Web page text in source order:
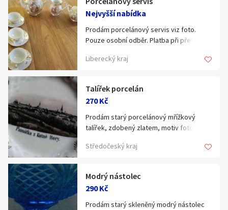
Nejvyšší nabídka
Prodám porcelánový servis viz foto.
Pouze osobní odběr. Platba při převzetí.
Liberecký kraj
Talířek porcelán
270 Kč
Prodám starý porcelánový mřížkový
talířek, zdobený zlatem, motiv foto
cca 15 cm, bez oťuku. Cena 270 Kč +
Středočeský kraj
Modrý nástolec
290 Kč
Prodám starý skleněný modrý nástolec